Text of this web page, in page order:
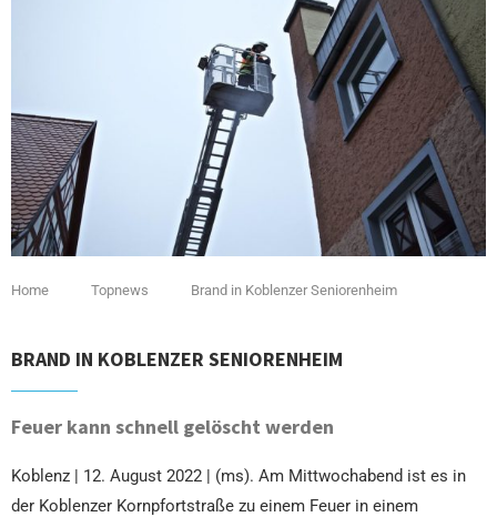
Home Topnews Brand in Koblenzer Seniorenheim
BRAND IN KOBLENZER SENIORENHEIM
Feuer kann schnell gelöscht werden
Koblenz | 12. August 2022 | (ms). Am Mittwochabend ist es in
der Koblenzer Kornpfortstraße zu einem Feuer in einem